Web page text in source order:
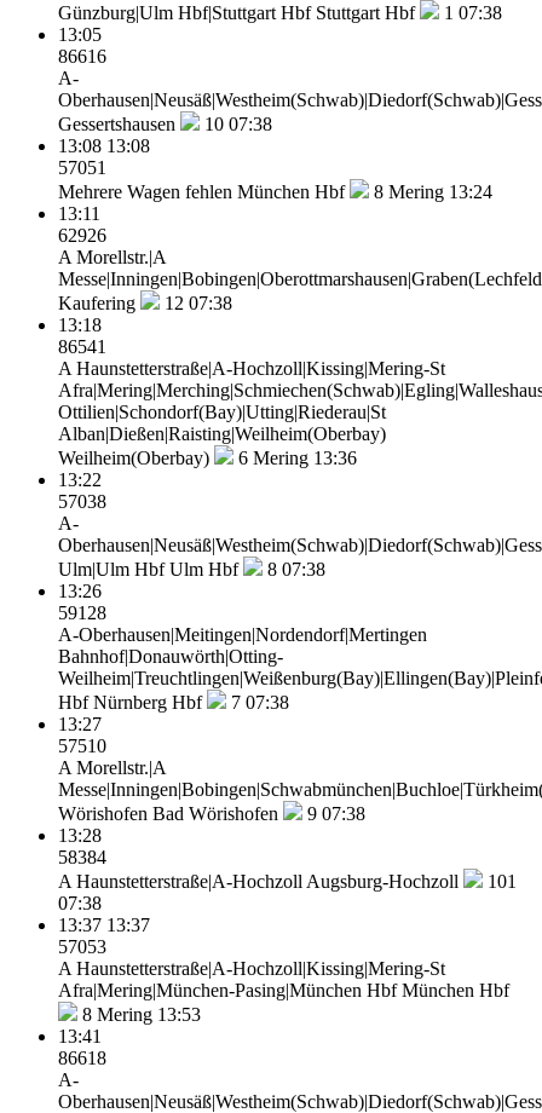
Günzburg|Ulm Hbf|Stuttgart Hbf Stuttgart Hbf 1 07:38
13:05
86616
A-
Gessertshausen
10 07:38
13:08 13:08
57051
Mehrere Wagen fehlen München Hbf 8 Mering 13:24
13:11
62926
A Morellstr.|A
Kaufering
12 07:38
13:18
86541
A Haunstetterstraße|A-Hochzoll|Kissing|Mering-St
Ottilien|Schondorf(Bay)|Utting|Riederau|St
Alban|Dießen|Raisting|Weilheim(Oberbay)
Weilheim(Oberbay)
6 Mering 13:36
13:22
57038
A-
Ulm|Ulm HbfUlm Hbf 8 07:38
13:26
59128
A-Oberhausen|Meitingen|Nordendorf|Mertingen
Bahnhof|Donauwörth|Otting-
HbfNürnberg Hbf 7 07:38
13:27
57510
A Morellstr.|A
Wörishofen Bad Wörishofen 9 07:38
13:28
58384
A Haunstetterstraße|A-Hochzoll Augsburg-Hochzoll
101
07:38
13:37 13:37
57053
A Haunstetterstraße|A-Hochzoll|Kissing|Mering-St
Afra|Mering|München-Pasing|München HbfMünchen Hbf
8 Mering 13:53
13:41
86618
A-